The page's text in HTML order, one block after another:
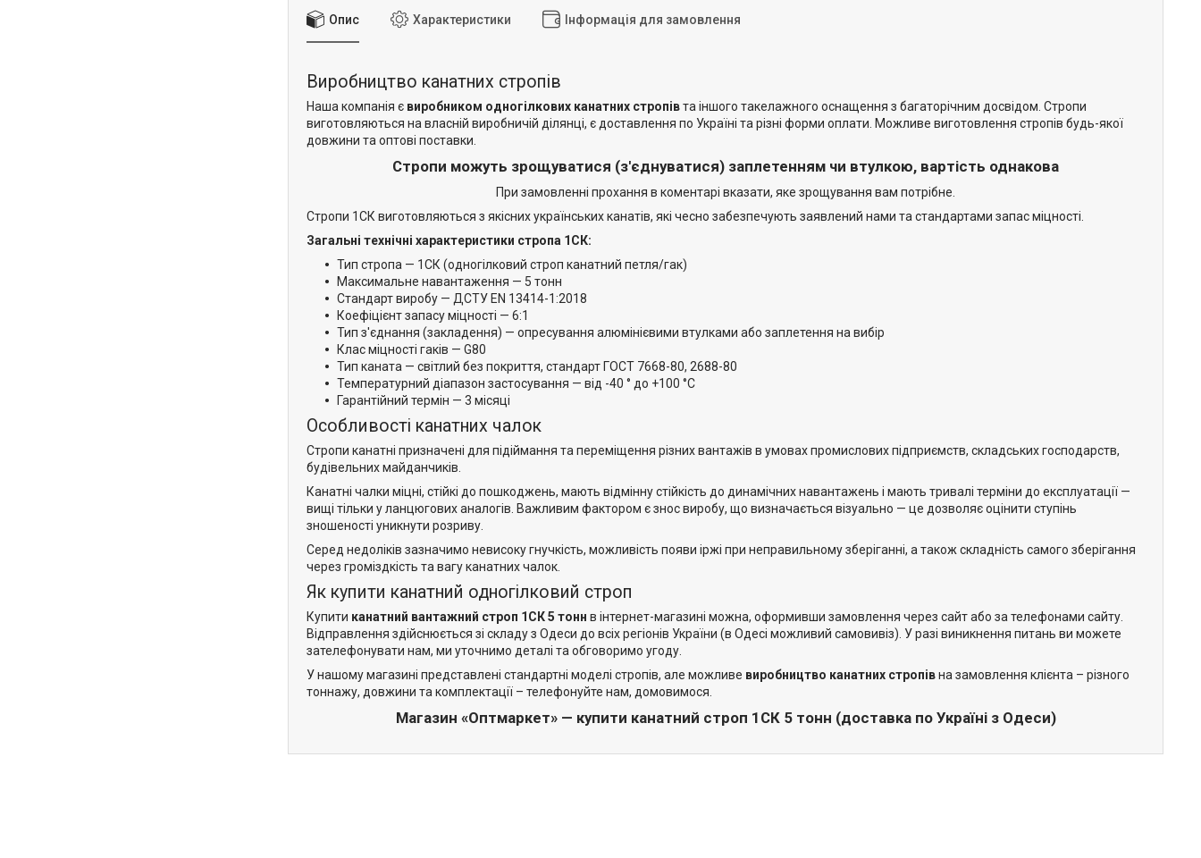
Опис Характеристики Інформація для замовлення
Виробництво канатних стропів
Наша компанія є виробником одногілкових канатних стропівта іншого такелажного оснащення з багаторічним досвідом. Стропи
виготовляються на власній виробничій ділянці, є доставлення по Україні та різні форми оплати. Можливе виготовлення стропів будь-якої
довжини та оптові поставки.
Стропи можуть зрощуватися (з'єднуватися) заплетенням чи втулкою, вартість однакова
При замовленні прохання в коментарі вказати, яке зрощування вам потрібне.
Стропи 1СК виготовляються з якісних українських канатів, які чесно забезпечують заявлений нами та стандартами запас міцності.
Загальні технічні характеристики стропа 1СК:
Тип стропа — 1СК (одногілковий строп канатний петля/гак)
Максимальне навантаження — 5 тонн
Стандарт виробу — ДСТУ EN 13414-1:2018
Коефіцієнт запасу міцності — 6:1
Тип з'єднання (закладення) — опресування алюмінієвими втулками або заплетення на вибір
Клас міцності гаків — G80
Тип каната — світлий без покриття, стандарт ГОСТ 7668-80, 2688-80
Температурний діапазон застосування — від -40 ° до +100 °С
Гарантійний термін — 3 місяці
Особливості канатних чалок
Стропи канатні призначені для підіймання та переміщення різних вантажів в умовах промислових підприємств, складських господарств,
будівельних майданчиків.
Канатні чалки міцні, стійкі до пошкоджень, мають відмінну стійкість до динамічних навантажень і мають тривалі терміни до експлуатації —
вищі тільки у ланцюгових аналогів. Важливим фактором є знос виробу, що визначається візуально — це дозволяє оцінити ступінь
зношеності уникнути розриву.
Серед недоліків зазначимо невисоку гнучкість, можливість появи іржі при неправильному зберіганні, а також складність самого зберігання
через громіздкість та вагу канатних чалок.
Як купити канатний одногілковий строп
Купити канатний вантажний строп 1СК 5 тонн в інтернет-магазині можна, оформивши замовлення через сайт або за телефонами сайту.
Відправлення здійснюється зі складу з Одеси до всіх регіонів України (в Одесі можливий самовивіз). У разі виникнення питань ви можете
зателефонувати нам, ми уточнимо деталі та обговоримо угоду.
У нашому магазині представлені стандартні моделі стропів, але можливе виробництво канатних стропівна замовлення клієнта – різного
тоннажу, довжини та комплектації – телефонуйте нам, домовимося.
Магазин «Оптмаркет» — купити канатний строп 1СК 5 тонн (доставка по Україні з Одеси)